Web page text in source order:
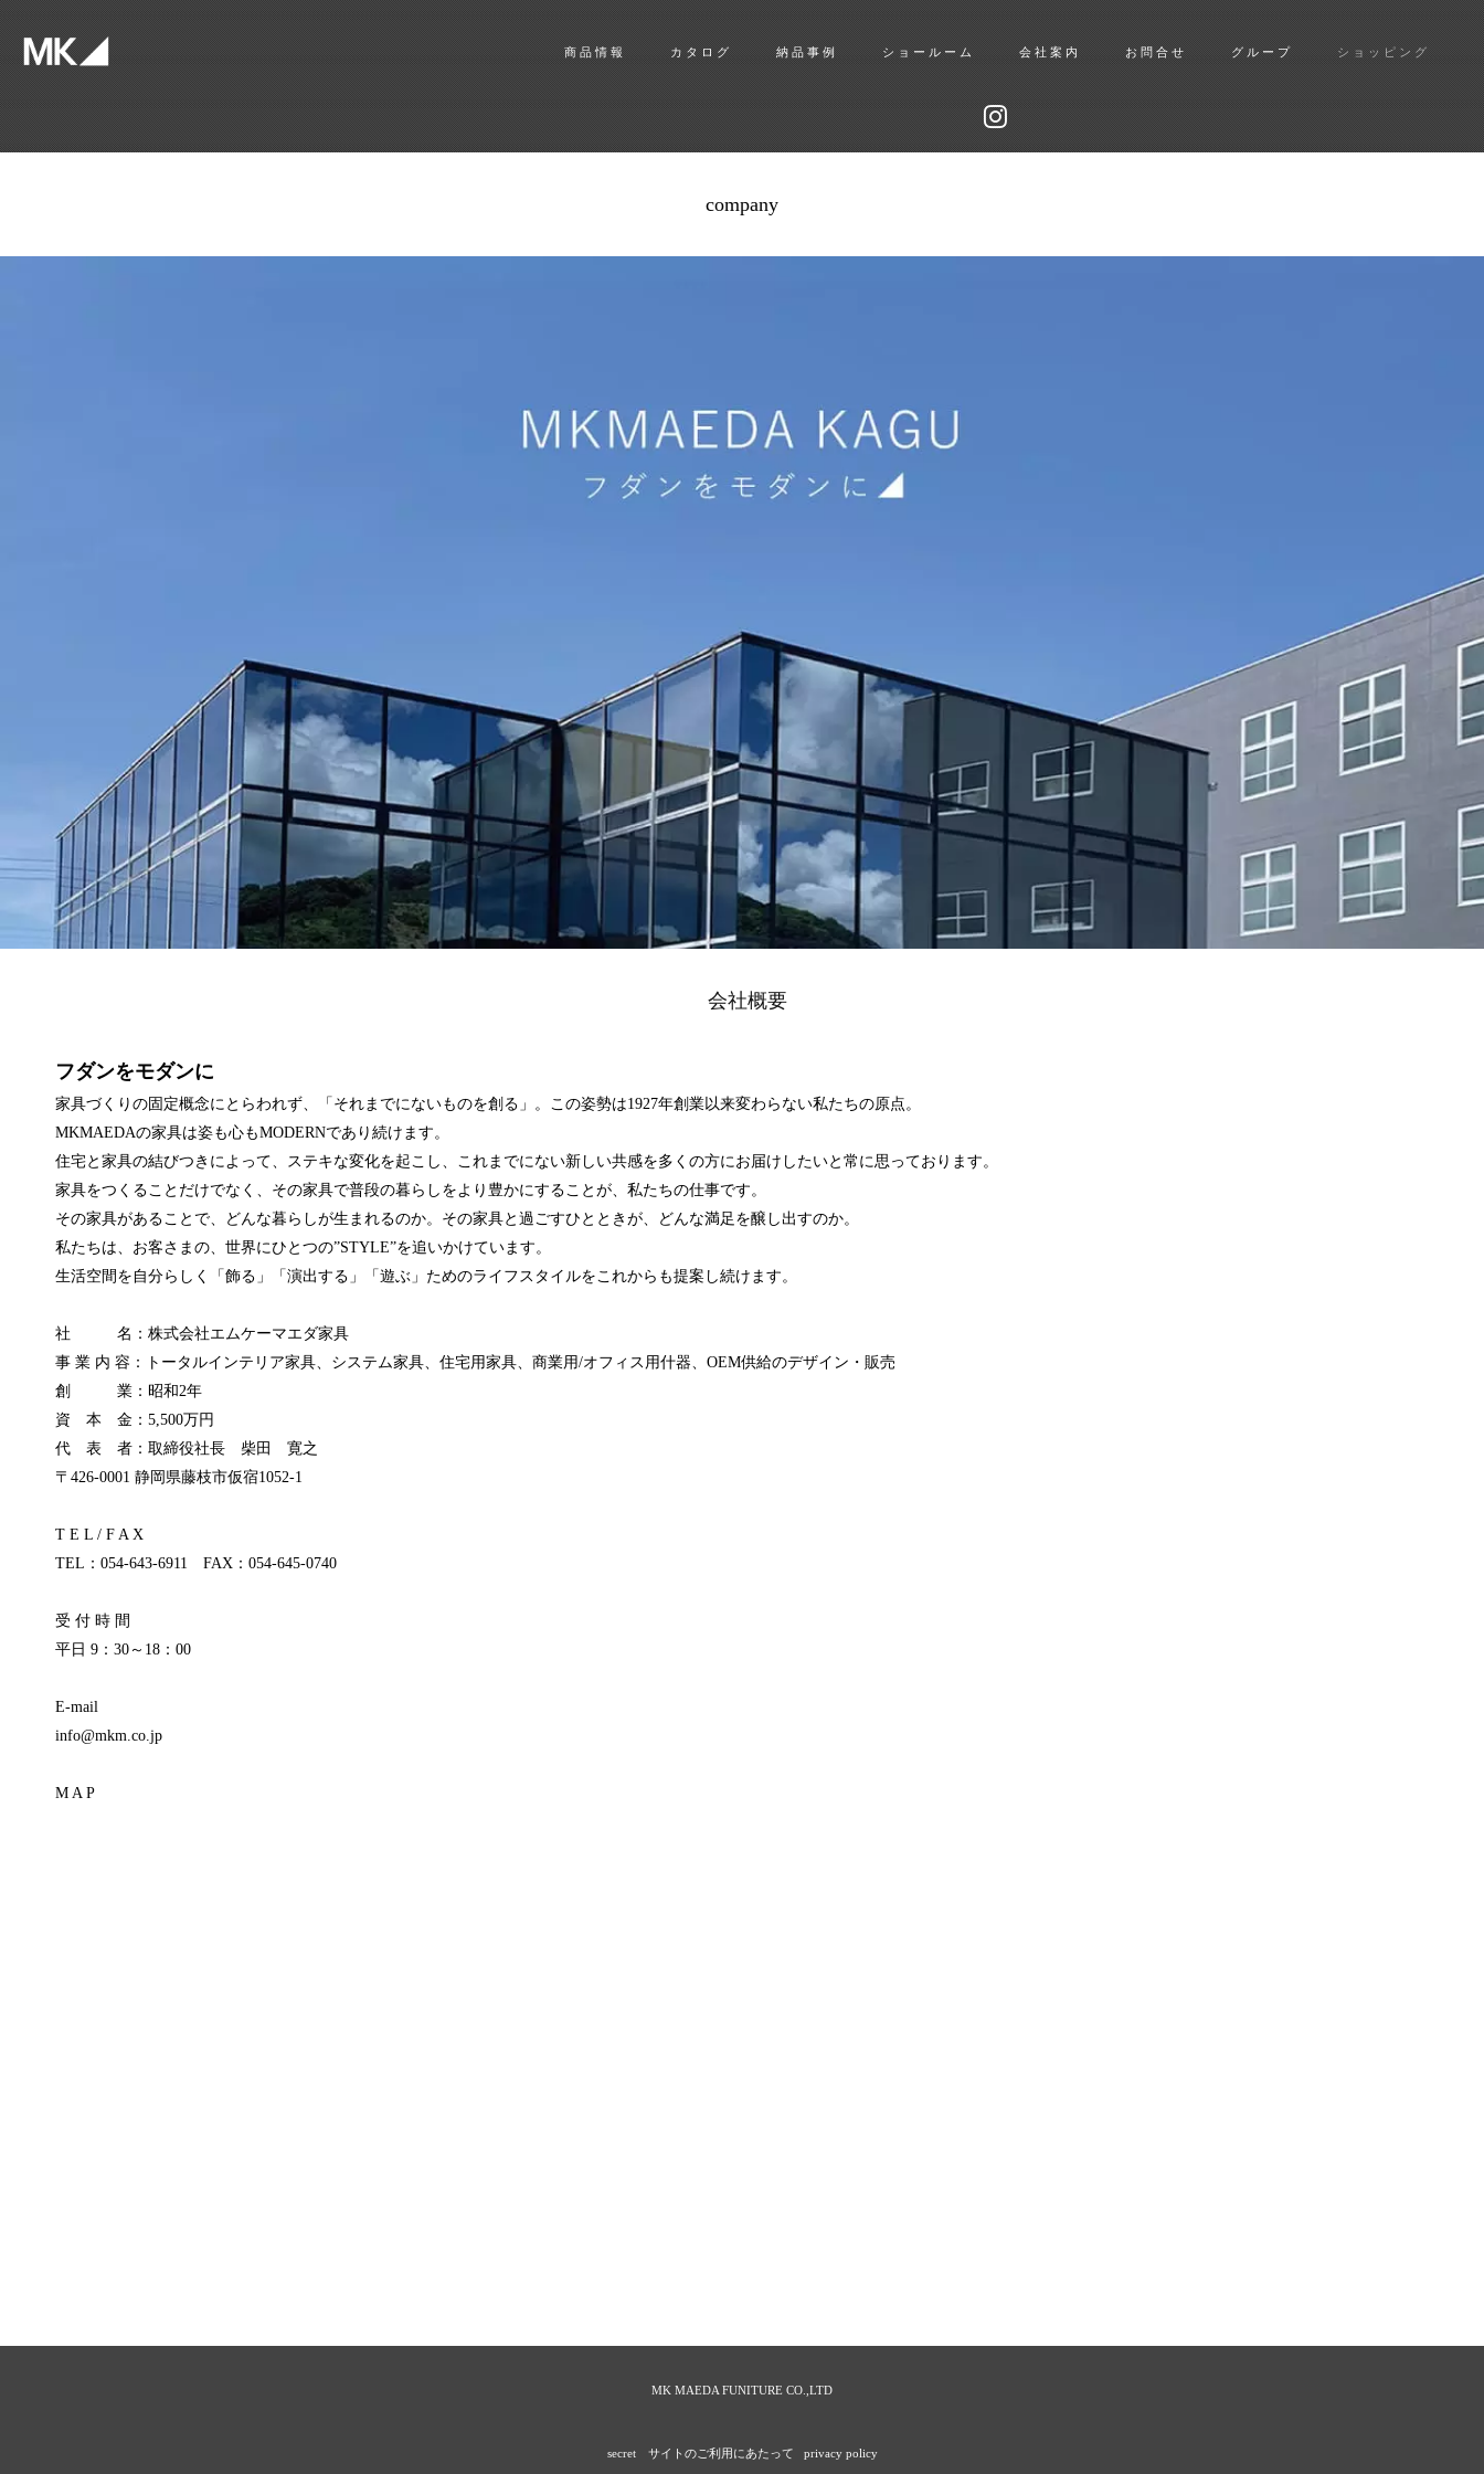
商品情報 カタログ 納品事例 ショールーム 会社案内 お問合せ グループ ショッピング
company
会社概要
フダンをモダンに
家具づくりの固定概念にとらわれず、「それまでにないものを創る」。この姿勢は1927年創業以来変わらない私たちの原点。
MKMAEDAの家具は姿も心もMODERNであり続けます。
住宅と家具の結びつきによって、ステキな変化を起こし、これまでにない新しい共感を多くの方にお届けしたいと常に思っております。
家具をつくることだけでなく、その家具で普段の暮らしをより豊かにすることが、私たちの仕事です。
その家具があることで、どんな暮らしが生まれるのか。その家具と過ごすひとときが、どんな満足を醸し出すのか。
私たちは、お客さまの、世界にひとつの”STYLE”を追いかけています。
生活空間を自分らしく「飾る」「演出する」「遊ぶ」ためのライフスタイルをこれからも提案し続けます。
社 名：株式会社エムケーマエダ家具
事 業 内 容：トータルインテリア家具、システム家具、住宅用家具、商業用/オフィス用什器、OEM供給のデザイン・販売
創 業：昭和2年
資 本 金：5,500万円
代 表 者：取締役社長 柴田 寛之
〒426-0001 静岡県藤枝市仮宿1052-1
T E L / F A X
TEL：054-643-6911 FAX：054-645-0740
受 付 時 間
平日 9：30～18：00
E-mail
info@mkm.co.jp
M A P
MK MAEDA FUNITURE CO.,LTD
secret サイトのご利用にあたって privacy policy